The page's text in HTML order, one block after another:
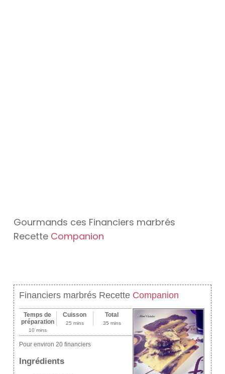
Gourmands ces Financiers marbrés
Recette Companion
Financiers marbrés Recette Companion
Temps de
préparation
10 mins
Cuisson
25 mins
Total
35 mins
Pour environ 20 financiers
Ingrédients